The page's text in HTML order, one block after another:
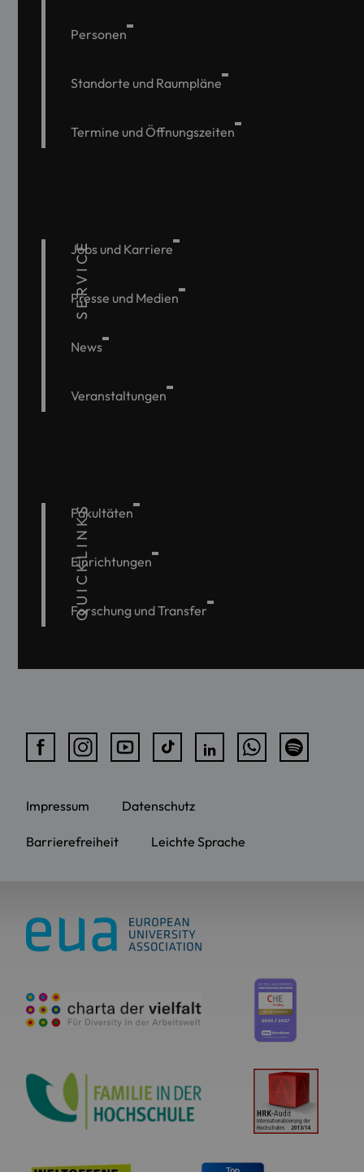
Personen
Standorte und Raumpläne
Termine und Öffnungszeiten
SERVICE
Jobs und Karriere
Presse und Medien
News
Veranstaltungen
QUICKLINKS
Fakultäten
Einrichtungen
Forschung und Transfer
Impressum Datenschutz
Barrierefreiheit Leichte Sprache